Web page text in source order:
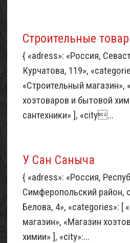
Строительные
{ «adress»: «Россия,
Курчатова, 119»,
«Строительный магазин»,
хозтоваров и бытовой
сантехники» ], «city...
У Сан Саныча
{ «adress»: «Россия,
Симферопольский район,
Белова, 4», «categories»: [
магазин», «Магазин
химии» ], «city»:...